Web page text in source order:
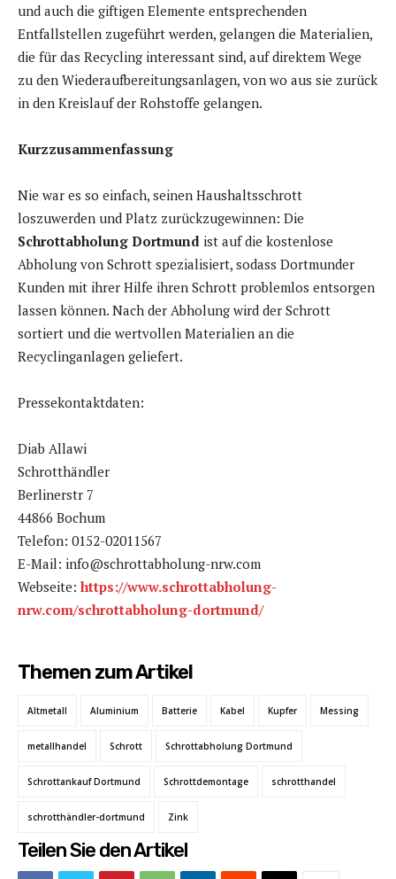
und auch die giftigen Elemente entsprechenden
Entfallstellen zugeführt werden, gelangen die Materialien,
die für das Recycling interessant sind, auf direktem Wege
zu den Wiederaufbereitungsanlagen, von wo aus sie zurück
in den Kreislauf der Rohstoffe gelangen.
Kurzzusammenfassung
Nie war es so einfach, seinen Haushaltsschrott
loszuwerden und Platz zurückzugewinnen: Die
Schrottabholung Dortmund ist auf die kostenlose
Abholung von Schrott spezialisiert, sodass Dortmunder
Kunden mit ihrer Hilfe ihren Schrott problemlos entsorgen
lassen können. Nach der Abholung wird der Schrott
sortiert und die wertvollen Materialien an die
Recyclinganlagen geliefert.
Pressekontaktdaten:
Diab Allawi
Schrotthändler
Berlinerstr 7
44866 Bochum
Telefon: 0152-02011567
E-Mail: info@schrottabholung-nrw.com
Webseite: https://www.schrottabholung-
nrw.com/schrottabholung-dortmund/
Themen zum Artikel
Altmetall Aluminium Batterie Kabel Kupfer Messing
metallhandel Schrott Schrottabholung Dortmund
Schrottankauf Dortmund Schrottdemontage schrotthandel
schrotthändler-dortmund Zink
Teilen Sie den Artikel